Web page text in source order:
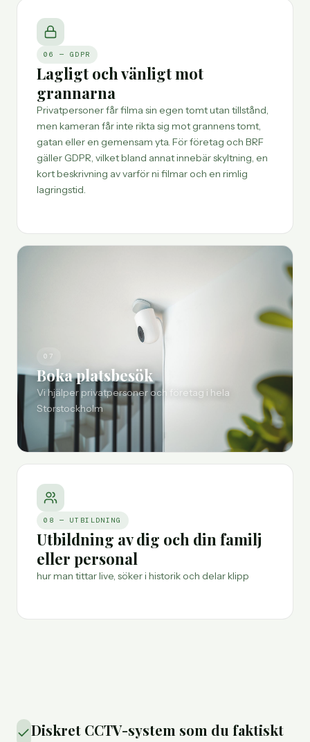
06 — GDPR
Lagligt och vänligt mot
grannarna
Privatpersoner får filma sin egen tomt utan tillstånd,
men kameran får inte rikta sig mot grannens tomt,
gatan eller en gemensam yta. För företag och BRF
gäller GDPR, vilket bland annat innebär skyltning, en
kort beskrivning av varför ni filmar och en rimlig
lagringstid.
07
Boka platsbesök
Vi hjälper privatpersoner och företag i hela
Storstockholm
08 — UTBILDNING
Utbildning av dig och din familj
eller personal
hur man tittar live, söker i historik och delar klipp
Diskret CCTV-system som du faktiskt